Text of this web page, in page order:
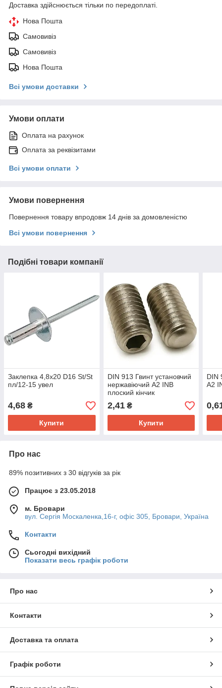
Доставка здійснюється тільки по передоплаті.
Нова Пошта
Самовивіз
Самовивіз
Нова Пошта
Всі умови доставки
Умови оплати
Оплата на рахунок
Оплата за реквізитами
Всі умови оплати
Умови повернення
Повернення товару впродовж 14 днів за домовленістю
Всі умови повернення
Подібні товари компанії
Заклепка 4,8х20 D16 St/St
пл/12-15 увел
4,68 ₴
Купити
DIN 913 Гвинт установчий
нержавіючий А2 INB
плоский кінчик
2,41₴
Купити
DIN
А2
Про нас
89% позитивних з 30 відгуків за рік
Працює з 23.05.2018
м. Бровари
вул. Сергія Москаленка,16-г, офіс 305, Бровари, Україна
Контакти
Сьогодні вихідний
Показати весь графік роботи
Про нас
Контакти
Доставка та оплата
Графік роботи